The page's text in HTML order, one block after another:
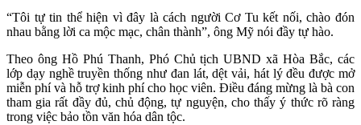
“Tôi tự tin thể hiện vì đây là cách người Cơ Tu kết nối, chào đón
nhau bằng lời ca mộc mạc, chân thành”, ông Mỹ nói đầy tự hào.
Theo ông Hồ Phú Thanh, Phó Chủ tịch UBND xã Hòa Bắc, các
lớp dạy nghề truyền thống như đan lát, dệt vải, hát lý đều được mở
miễn phí và hỗ trợ kinh phí cho học viên. Điều đáng mừng là bà con
tham gia rất đầy đủ, chủ động, tự nguyện, cho thấy ý thức rõ ràng
trong việc bảo tồn văn hóa dân tộc.